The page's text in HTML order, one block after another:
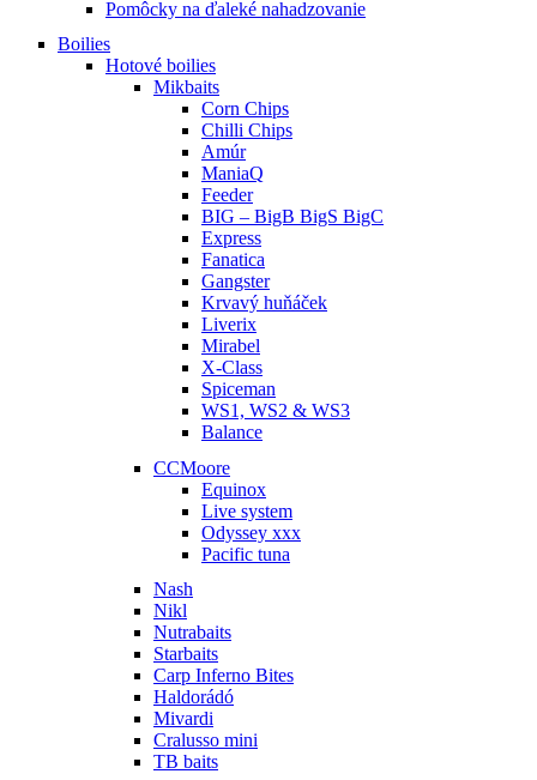
Pomôcky na ďaleké nahadzovanie
Boilies
Hotové boilies
Mikbaits
Corn Chips
Chilli Chips
Amúr
ManiaQ
Feeder
BIG – BigB BigS BigC
Express
Fanatica
Gangster
Krvavý huňáček
Liverix
Mirabel
X-Class
Spiceman
WS1, WS2 & WS3
Balance
CCMoore
Equinox
Live system
Odyssey xxx
Pacific tuna
Nash
Nikl
Nutrabaits
Starbaits
Carp Inferno Bites
Haldorádó
Mivardi
Cralusso mini
TB baits